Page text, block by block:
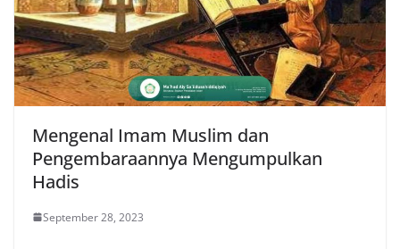
Mengenal Imam Muslim dan
Pengembaraannya Mengumpulkan
Hadis
September 28, 2023